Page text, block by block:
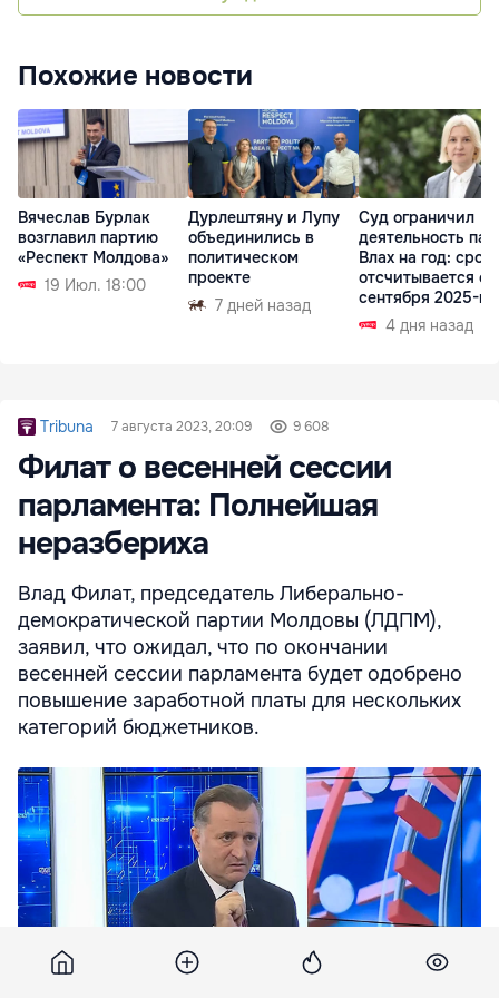
Похожие новости
Вячеслав Бурлак
возглавил партию
«Респект Молдова»
19 Июл. 18:00
Дурлештяну и Лупу
объединились в
политическом
проекте
7 дней назад
Суд ограничил
деятельность
Влах на год: срок
отсчитывается с
сентября 2025-го
4 дня назад
Tribuna 7 августа 2023, 20:09 9 608
Филат о весенней сессии
парламента: Полнейшая
неразбериха
Влад Филат, председатель Либерально-
демократической партии Молдовы (ЛДПМ),
заявил, что ожидал, что по окончании
весенней сессии парламента будет одобрено
повышение заработной платы для нескольких
категорий бюджетников.